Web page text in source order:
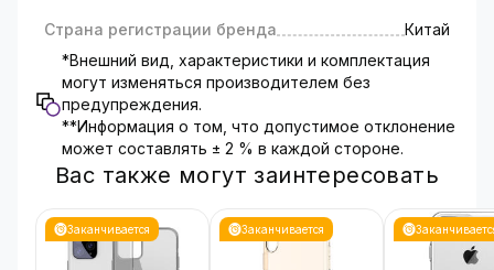
Страна регистрации бренда
Китай
*Внешний вид, характеристики и комплектация
могут изменяться производителем без
предупреждения.
**Информация о том, что допустимое отклонение
может составлять ± 2 % в каждой стороне.
Вас также могут заинтересовать
Заканчивается Заканчивается